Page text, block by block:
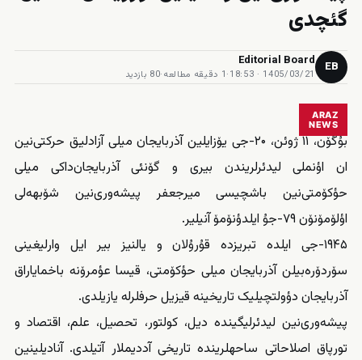
گئچدی
EB
Editorial Board
1405/03/21 · 18:53
·1 دقیقه مطالعه ·80 بازدید
ARAZ
NEWS
بۇگۆن، ۱۱ ژوئن، ۲۰-جی یۆزایلین آذربایجان میلی آزادلیق حرکتی‌نین
ان اؤنملی لیدئرلریندن بیری و گۆنئی آذربایجان‌داکی میلی
حؤکۆمتی‌نین باشچیسی میرجعفر پیشه‌وری‌نین شۆبهه‌لی
اؤلۆمۆنۆن ۷۹-جۇ ایلدؤنۆمۆ آنیلیر.
۱۹۴۵-جی ایلده تبریزده قۇرۇلان و یالنیز بیر ایل وارلیغینی
سۆردۆره‌بیلن آذربایجان میلی حؤکۆمتی، قیسا عؤمرۆنه باخمایاراق
آذربایجان دؤولتچیلیک تاریخینه قیزیل حرفلرله یازیلدی.
پیشه‌وری‌نین لیدئرلیگینده دیل، کولتور، تحصیل، علم، اقتصاد و
تورپاق اصلاحاتی ساحه‎لرینده تاریخی آددیملار آتیلدی. آنادیلینین